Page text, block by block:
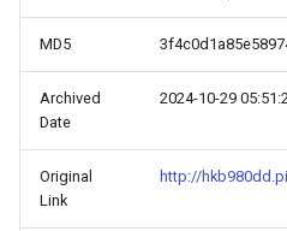
MD5
Archived
Date
2024-10-29
Original
Link
http://